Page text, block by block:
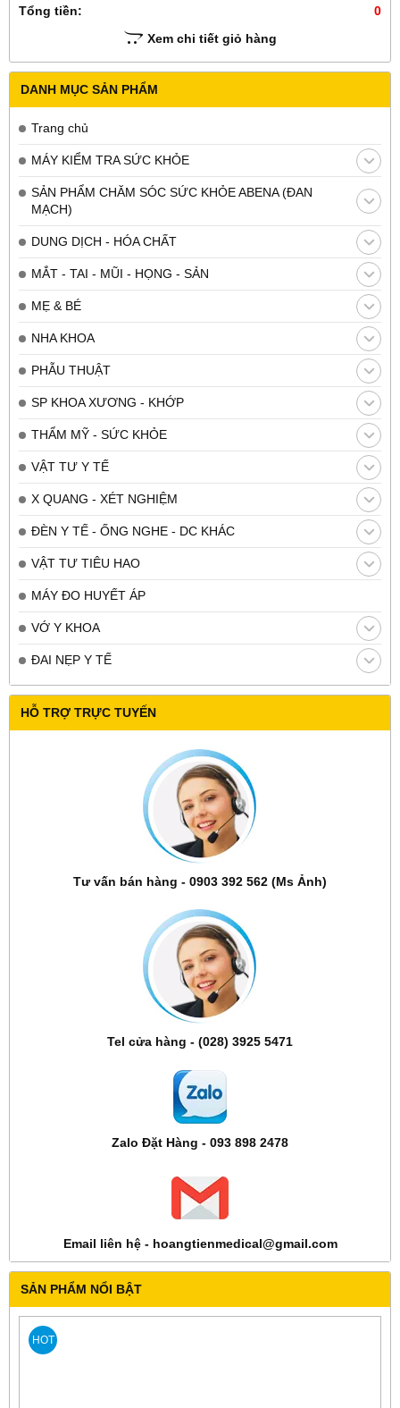
Tổng tiền:
0
Xem chi tiết giỏ hàng
DANH MỤC SẢN PHẨM
Trang chủ
MÁY KIỂM TRA SỨC KHỎE
SẢN PHẨM CHĂM SÓC SỨC KHỎE ABENA (ĐAN
MẠCH)
DUNG DỊCH - HÓA CHẤT
MẮT - TAI - MŨI - HỌNG - SẢN
MẸ & BÉ
NHA KHOA
PHẪU THUẬT
SP KHOA XƯƠNG - KHỚP
THẨM MỸ - SỨC KHỎE
VẬT TƯ Y TẾ
X QUANG - XÉT NGHIỆM
ĐÈN Y TẾ - ỐNG NGHE - DC KHÁC
VẬT TƯ TIÊU HAO
MÁY ĐO HUYẾT ÁP
VỚ Y KHOA
ĐAI NẸP Y TẾ
HỖ TRỢ TRỰC TUYẾN
Tư vấn bán hàng - 0903 392 562 (Ms Ảnh)
Tel cửa hàng - (028) 3925 5471
Zalo Đặt Hàng - 093 898 2478
Email liên hệ - hoangtienmedical@gmail.com
SẢN PHẨM NỔI BẬT
HOT